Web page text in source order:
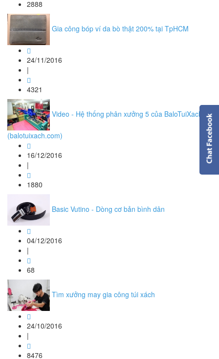
2888
Gia công bóp ví da bò thật 200% tại TpHCM
24/11/2016
|
4321
Video - Hệ thống phân xưởng 5 của BaloTuiXach
(balotuixach.com)
16/12/2016
|
1880
Basic Vutino - Dòng cơ bản bình dân
04/12/2016
|
68
Tìm xưởng may gia công túi xách
24/10/2016
|
8476